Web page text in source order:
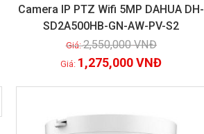
Xem chi tiết
Camera IP PTZ Wifi 5MP DAHUA DH-
SD2A500HB-GN-AW-PV-S2
2,550,000VNĐ
1,275,000VNĐ